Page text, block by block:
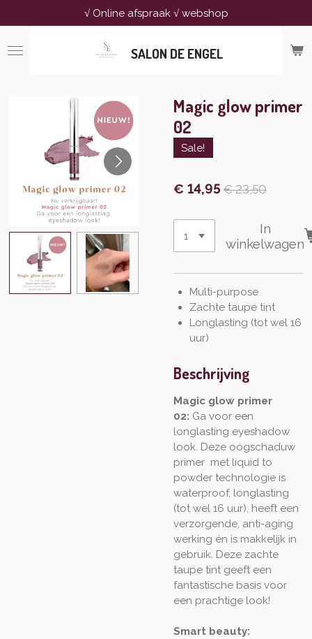
direct
naar
SALON DE ENGEL
√ Online afspraak √ webshop
Magic glow primer
02
Sale!
€ 14,95 € 23,50
In
winkelwagen
Multi-purpose
Zachte taupe tint
Longlasting (tot wel 16
uur)
Beschrijving
Magic glow primer
02: Ga voor een
longlasting eyeshadow
look. Deze oogschaduw
primer met liquid to
powder technologie is
waterproof, longlasting
(tot wel 16 uur), heeft een
verzorgende, anti-aging
werking én is makkelijk in
gebruik. Deze zachte
taupe tint geeft een
fantastische basis voor
een prachtige look!
Smart beauty: